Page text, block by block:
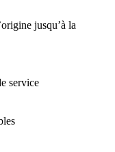
jusqu’à la
service